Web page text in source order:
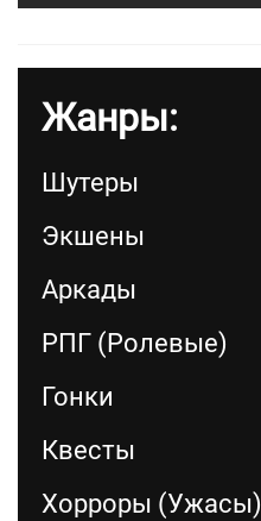
Жанры:
Шутеры
Экшены
Аркады
РПГ (Ролевые)
Гонки
Квесты
Хорроры (Ужасы)